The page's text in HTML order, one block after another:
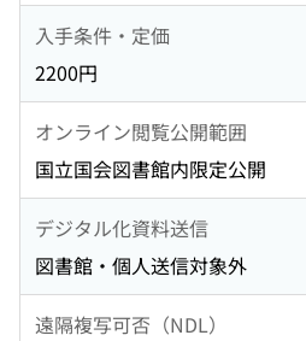
入手条件・定価
2200円
オンライン閲覧公開範囲
国立国会図書館内限定公開
デジタル化資料送信
図書館・個人送信対象外
遠隔複写可否（NDL）